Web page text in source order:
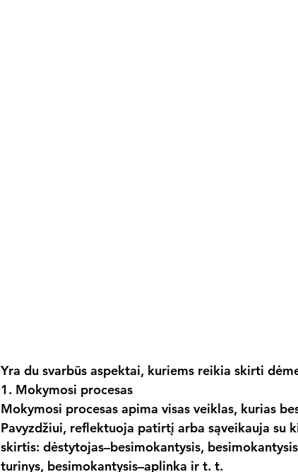
Yra du svarbūs aspektai, kuriems reikia skirti
1. Mokymosi procesas
Mokymosi procesas apima visas veiklas, kurias
Pavyzdžiui, reflektuoja patirtį arba sąveikauja su
skirtis: dėstytojas–besimokantysis,
turinys, besimokantysis–aplinka ir t. t.